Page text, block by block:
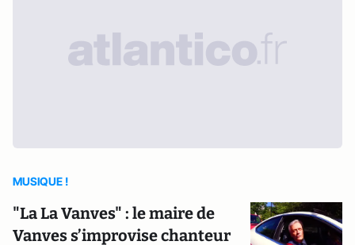
MUSIQUE !
"La La Vanves" : le maire de
Vanves s’improvise chanteur